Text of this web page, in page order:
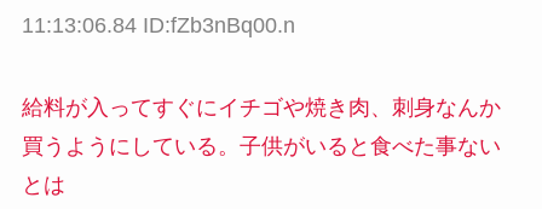
11:13:06.84 ID:fZb3nBq00.n
給料が入ってすぐにイチゴや焼き肉、刺身なんか
買うようにしている。子供がいると食べた事ない
とは